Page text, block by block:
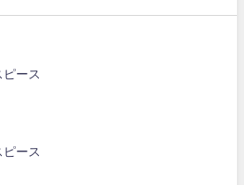
ース
ース